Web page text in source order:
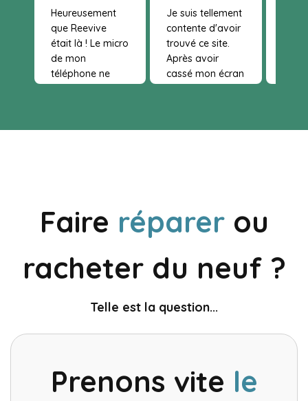
Heureusement
que Reevive
était là ! Le micro
de mon
téléphone ne
problème. Je
Je suis tellement
contente d'avoir
trouvé ce site.
Après avoir
cassé mon écran
vraiment besoin
Faire réparerou
racheter du neuf ?
Telle est la question...
Prenons vite le